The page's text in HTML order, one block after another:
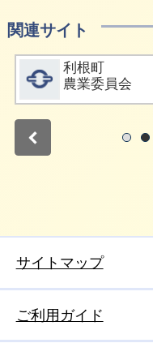
関連サイト
詳細をみ
利根町
農業委員会
サイトマップ
ご利用ガイド